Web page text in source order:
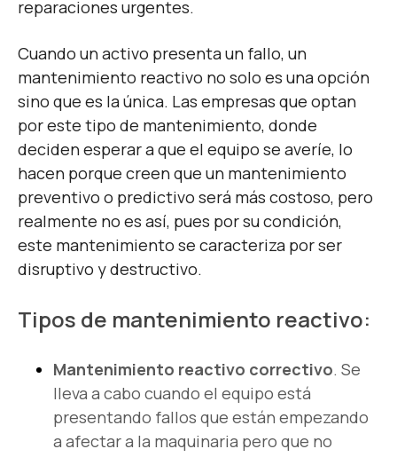
reparaciones urgentes.
Cuando un activo presenta un fallo, un
mantenimiento reactivo no solo es una opción
sino que es la única. Las empresas que optan
por este tipo de mantenimiento, donde
deciden esperar a que el equipo se averíe, lo
hacen porque creen que un mantenimiento
preventivo o predictivo será más costoso, pero
realmente no es así, pues por su condición,
este mantenimiento se caracteriza por ser
disruptivo y destructivo.
Tipos de mantenimiento reactivo:
Mantenimiento reactivo correctivo. Se
lleva a cabo cuando el equipo está
presentando fallos que están empezando
a afectar a la maquinaria pero que no